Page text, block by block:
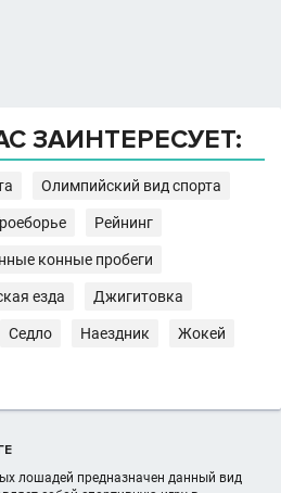
ЗАИНТЕРЕСУЕТ:
Олимпийский вид спорта
Рейнинг
конные пробеги
езда Джигитовка
Седло Наездник Жокей
лошадей предназначен данный вид